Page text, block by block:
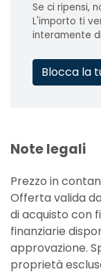
Se ci ripensi,
L'importo ti
interamente
Blocca la
Note legali
Prezzo in
Offerta valida
di acquisto con
finanziarie
approvazione.
proprietà